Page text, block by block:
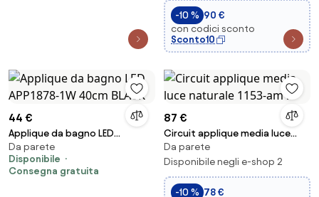
-10 % 90 €
con codici sconto
Sconto10
44 €
Applique da bagno LED
APP1878-1W 40cm BLACK
Da parete
Disponibile
Consegna gratuita
87 €
Circuit applique media luce
naturale 1153-am n
Da parete
Disponibile negli e-shop 2
-10 % 78 €